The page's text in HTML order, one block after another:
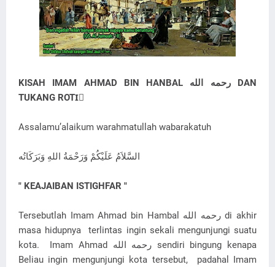
KISAH IMAM AHMAD BIN HANBAL رحمه الله‎ DAN
TUKANG ROTIِ
Assalamu’alaikum warahmatullah wabarakatuh
السَّلاَمُ عَلَيْكُمْ وَرَحْمَةُ اللهِ وَبَرَكَاتُه
" KEAJAIBAN ISTIGHFAR "
Tersebutlah Imam Ahmad bin Hambal رحمه الله‎ di akhir
masa hidupnya terlintas ingin sekali mengunjungi suatu
kota. Imam Ahmad رحمه الله‎ sendiri bingung kenapa
Beliau ingin mengunjungi kota tersebut, padahal Imam